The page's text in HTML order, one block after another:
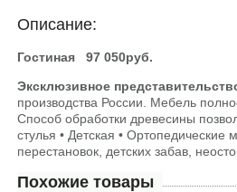
Описание:
Гостиная 97 050руб.
Эксклюзивное
производства России. Мебель
Способ обработки древесины
стулья • Детская •
перестановок, детских забав,
Похожие товары